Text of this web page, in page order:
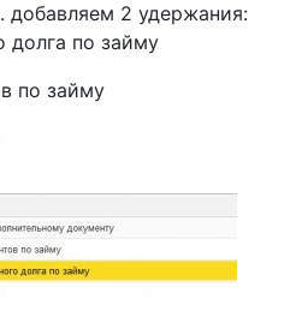
. добавляем 2 удержания:
долга по займу
по займу